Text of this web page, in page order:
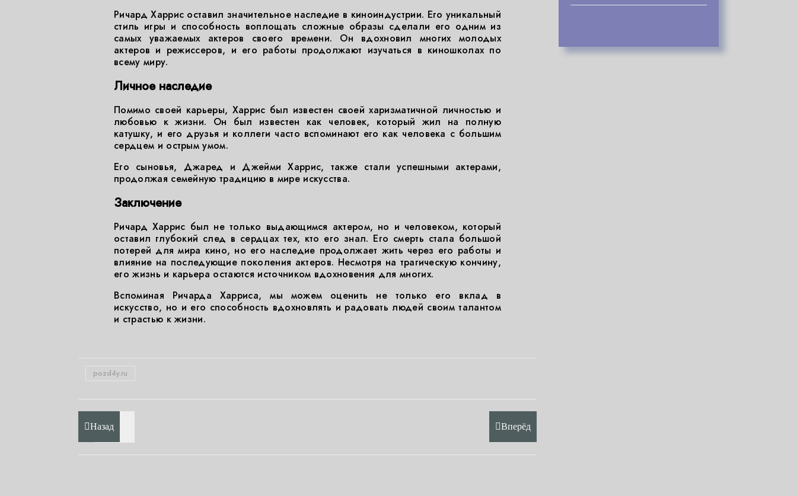
Ричард Харрис оставил значительное наследие в киноиндустрии. Его уникальный
стиль игры и способность воплощать сложные образы сделали его одним из
самых уважаемых актеров своего времени. Он вдохновил многих молодых
актеров и режиссеров, и его работы продолжают изучаться в киношколах по
всему миру.
Личное наследие
Помимо своей карьеры, Харрис был известен своей харизматичной личностью и
любовью к жизни. Он был известен как человек, который жил на полную
катушку, и его друзья и коллеги часто вспоминают его как человека с большим
сердцем и острым умом.
Его сыновья, Джаред и Джейми Харрис, также стали успешными актерами,
продолжая семейную традицию в мире искусства.
Заключение
Ричард Харрис был не только выдающимся актером, но и человеком, который
оставил глубокий след в сердцах тех, кто его знал. Его смерть стала большой
потерей для мира кино, но его наследие продолжает жить через его работы и
влияние на последующие поколения актеров. Несмотря на трагическую кончину,
его жизнь и карьера остаются источником вдохновения для многих.
Вспоминая Ричарда Харриса, мы можем оценить не только его вклад в
искусство, но и его способность вдохновлять и радовать людей своим талантом
и страстью к жизни.
pozd4y.ru
Назад Вперёд